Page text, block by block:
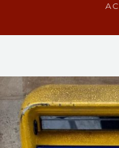
NOS ACTIONS
CONTACT